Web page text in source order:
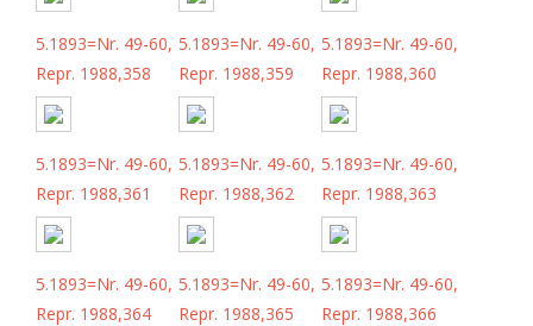
5.1893=Nr. 49-60,
Repr. 1988,358
5.1893=Nr. 49-60,
Repr. 1988,359
5.1893=Nr. 49-60,
Repr. 1988,360
5.1893=Nr. 49-60,
Repr. 1988,361
5.1893=Nr. 49-60,
Repr. 1988,362
5.1893=Nr. 49-60,
Repr. 1988,363
5.1893=Nr. 49-60,
Repr. 1988,364
5.1893=Nr. 49-60,
Repr. 1988,365
5.1893=Nr. 49-60,
Repr. 1988,366